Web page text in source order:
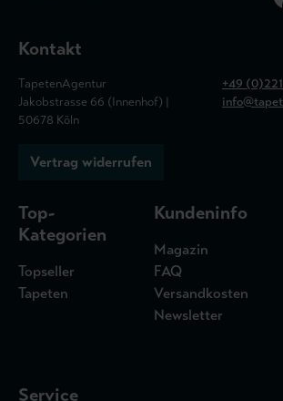
Kontakt
TapetenAgentur
Jakobstrasse 66 (Innenhof) |
50678 Köln
+49
Vertrag widerrufen
Top-
Kategorien
Topseller
Tapeten
Kundeninfo
Magazin
FAQ
Versandkosten
Newsletter
Service